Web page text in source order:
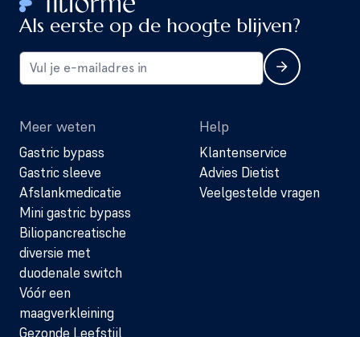
Als eerste op de hoogte blijven?
Meer weten
Gastric bypass
Gastric sleeve
Afslankmedicatie
Mini gastric bypass
Biliopancreatische
diversie met
duodenale switch
Vóór een
maagverkleining
Gezonde Leefstijl
Help
Klantenservice
Advies Dietist
Veelgestelde vragen